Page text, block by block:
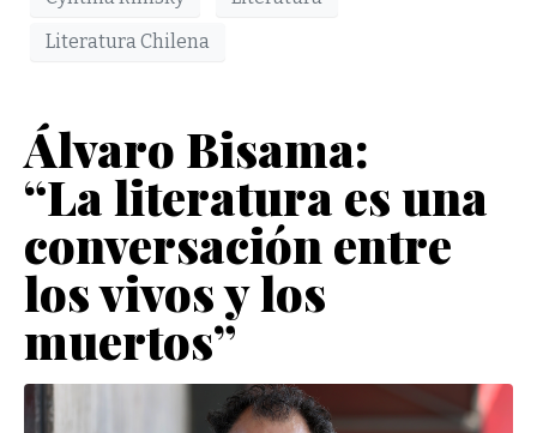
Literatura Chilena
Álvaro Bisama:
“La literatura es una
conversación entre
los vivos y los
muertos”